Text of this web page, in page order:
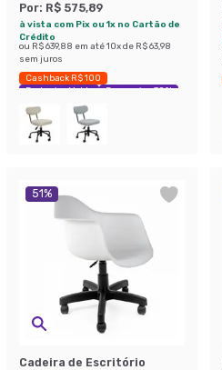
Por: R$ 575,89
à vista com Pix ou 1x no Cartão de
Crédito
ou R$ 639,88 em até10x de R$ 63,98
sem juros
Cashback R$ 100
Exclusivo Mobly
Economize 38%
51%
Cadeira de Escritório